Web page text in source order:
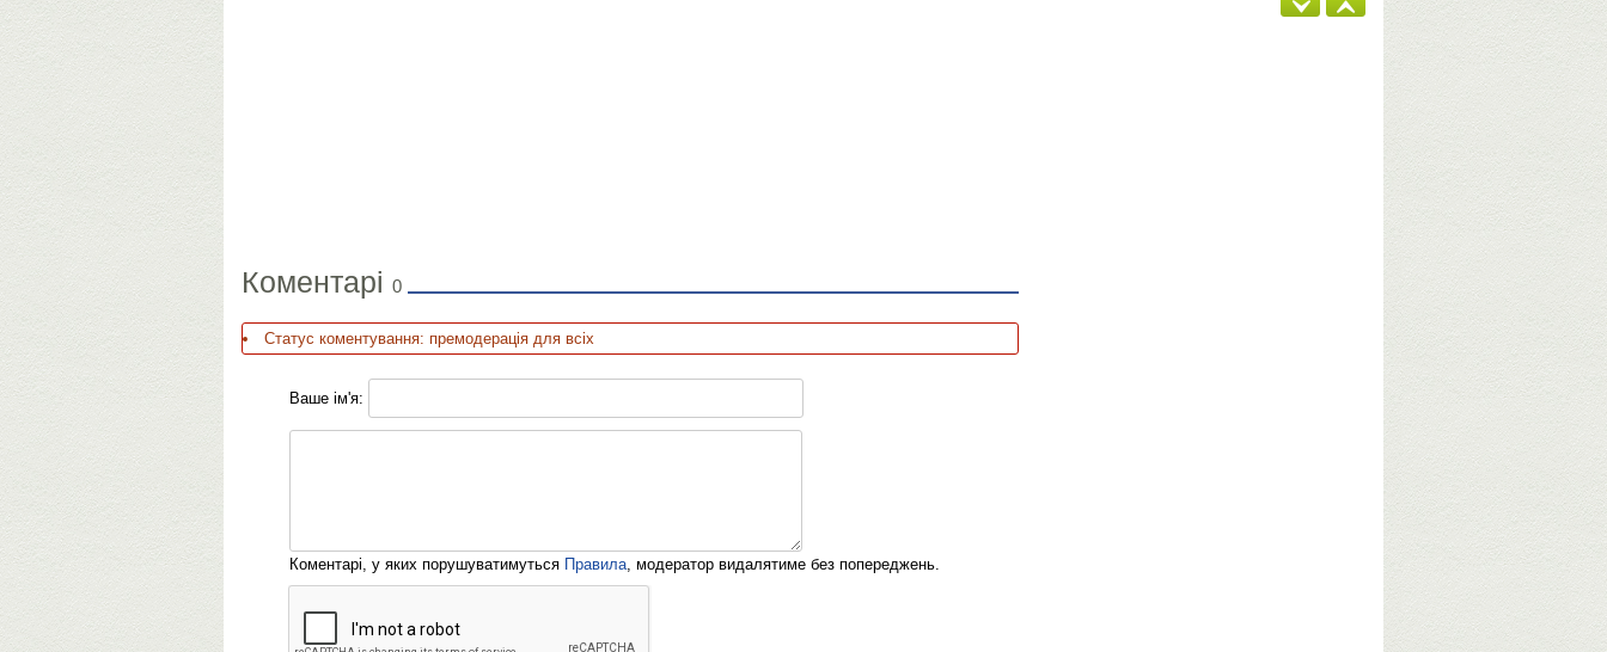
Коментарі 0
Статус коментування: премодерація для всіх
Ваше ім'я:
Коментарі, у яких порушуватимуться Правила, модератор видалятиме без попереджень.